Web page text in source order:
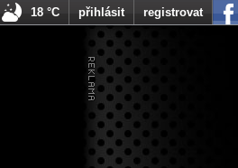
18 °C přihlásit registrovat